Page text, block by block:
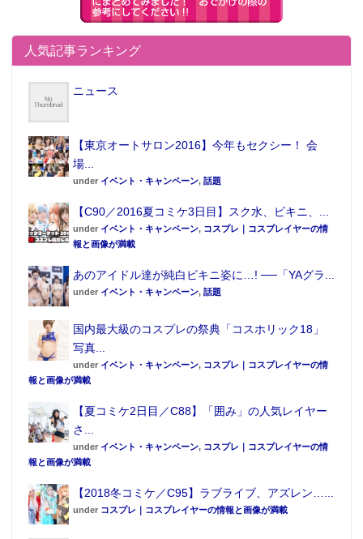
人気記事ランキング
ニュース
【東京オートサロン2016】今年もセクシー！ 会
場...
under イベント・キャンペーン, 話題
【C90／2016夏コミケ3日目】スク水、ビキニ、...
under イベント・キャンペーン, コスプレ｜コスプレイヤーの情
報と画像が満載
あのアイドル達が純白ビキニ姿に…! ──「YAグラ...
under イベント・キャンペーン, 話題
国内最大級のコスプレの祭典「コスホリック18」
写真...
under イベント・キャンペーン, コスプレ｜コスプレイヤーの情
報と画像が満載
【夏コミケ2日目／C88】「囲み」の人気レイヤー
さ...
under イベント・キャンペーン, コスプレ｜コスプレイヤーの情
報と画像が満載
【2018冬コミケ／C95】ラブライブ、アズレン…...
under コスプレ｜コスプレイヤーの情報と画像が満載